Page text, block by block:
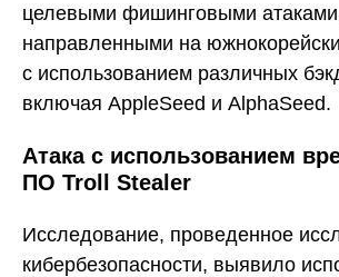
целевыми фишинговыми
направленными на
с использованием различных
включая AppleSeed и AlphaSeed.
Атака с использованием
ПО Troll Stealer
Исследование, проведенное
кибербезопасности, выявило